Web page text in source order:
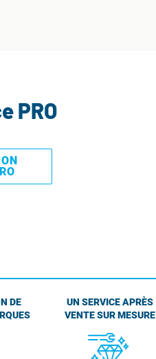
PRO
DE
UN SERVICE APRÈS
VENTE SUR MESURE